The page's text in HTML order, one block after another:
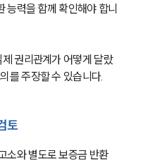
능력을 함께 확인해야 합니
권리관계가 어떻게 달랐
를 주장할 수 있습니다.
토
소와 별도로 보증금 반환